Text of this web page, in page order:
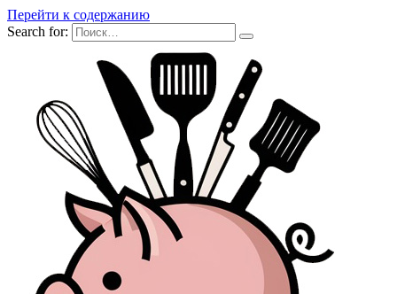
Перейти к содержанию
Search for: